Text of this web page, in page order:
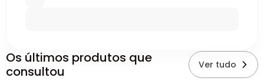
Os últimos produtos que
consultou
Ver tudo